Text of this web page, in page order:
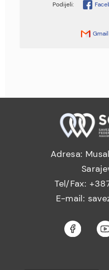
Gmail
Adresa:
Tel/Fax:
E-mail: